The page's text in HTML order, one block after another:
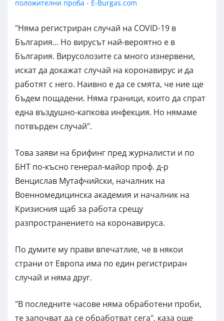
"Няма регистриран случай на COVID-19 в
България... Но вирусът най-вероятно е в
България. Вирусолозите са много изнервени,
искат да докажат случай на коронавирус и да
работят с него. Наивно е да се смята, че ние ще
бъдем пощадени. Няма граници, които да спрат
една въздушно-капкова инфекция. Но нямаме
потвърден случай".
Това заяви на брифинг пред журналисти и по
БНТ по-късно генерал-майор проф. д-р
Венцислав Мутафчийски, началник на
Военномедицинска академия и началник на
Кризисния щаб за работа срещу
разпространението на коронавируса.
По думите му прави впечатлие, че в някои
страни от Европа има по един регистриран
случай и няма друг.
"В последните часове няма обработени проби,
те започват да се обработват сега", каза още